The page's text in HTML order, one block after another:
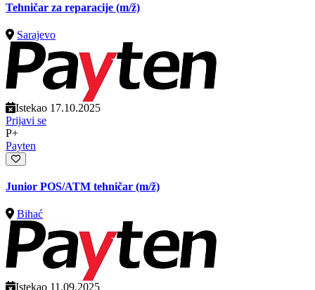
Tehničar za reparacije (m/ž)
Sarajevo
Istekao 17.10.2025
Prijavi se
P+
Payten
Junior POS/ATM tehničar (m/ž)
Bihać
Istekao 11.09.2025